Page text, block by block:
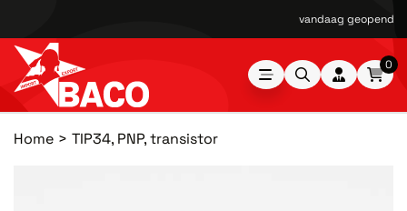
vandaag geopend
0
Home TIP34, PNP, transistor